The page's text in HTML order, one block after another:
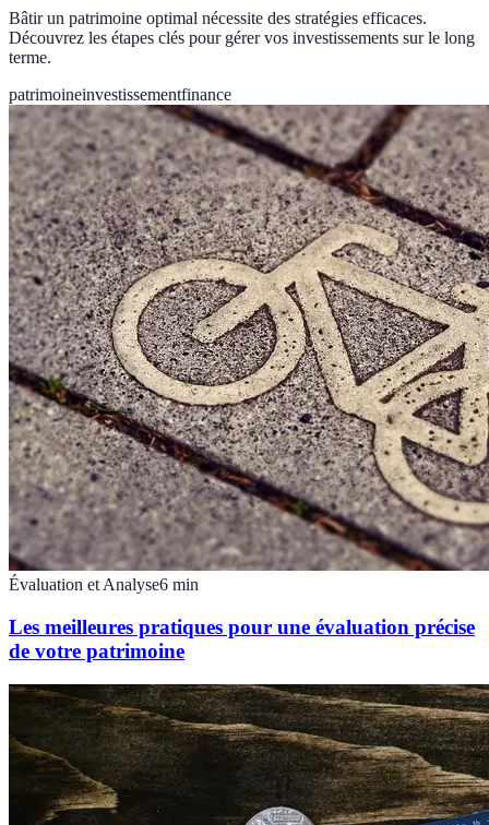
Bâtir un patrimoine optimal nécessite des stratégies efficaces.
Découvrez les étapes clés pour gérer vos investissements sur le long
terme.
patrimoineinvestissementfinance
Évaluation et Analyse6 min
Les meilleures pratiques pour une évaluation précise
de votre patrimoine